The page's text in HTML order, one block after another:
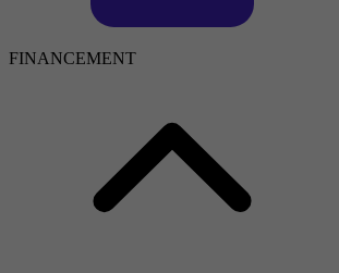
FINANCEMENT